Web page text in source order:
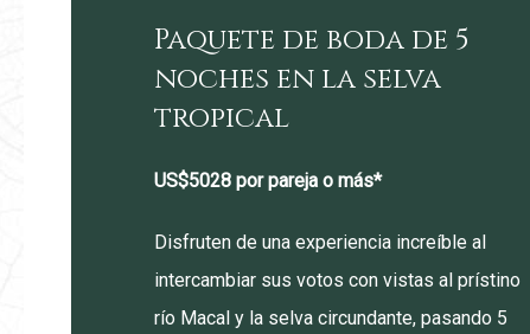
Paquete de boda de 5
noches en la selva
tropical
US$5028 por pareja o más*
Disfruten de una experiencia increíble al
intercambiar sus votos con vistas al prístino
río Macal y la selva circundante, pasando 5